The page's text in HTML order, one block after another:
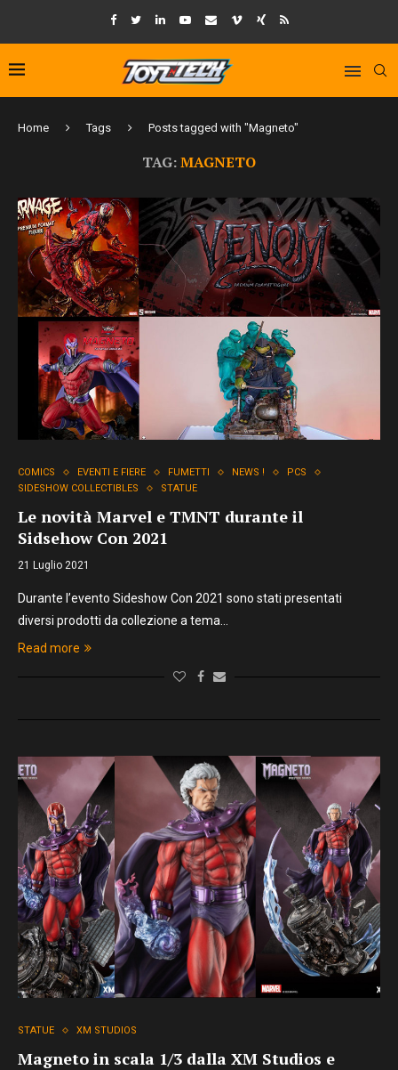
Home Tags Posts tagged with "Magneto"
TAG:MAGNETO
COMICS EVENTI E FIERE FUMETTI NEWS !
PCS
SIDESHOW COLLECTIBLES
STATUE
Le novità Marvel e TMNT durante il
Sidsehow Con 2021
21 Luglio 2021
Durante l’evento Sideshow Con 2021 sono stati presentati
diversi prodotti da collezione a tema…
Read more
STATUE XM STUDIOS
Magneto in scala 1/3 dalla XM Studios e